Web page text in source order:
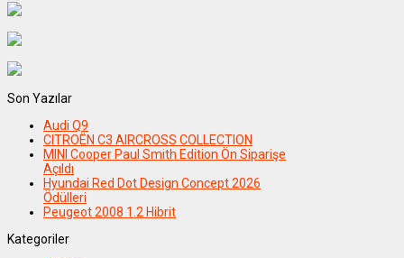
Son Yazılar
Audi Q9
CITROËN C3 AIRCROSS COLLECTION
MINI Cooper Paul Smith Edition Ön Siparişe
Açıldı
Hyundai Red Dot Design Concept 2026
Ödülleri
Peugeot 2008 1.2 Hibrit
Kategoriler